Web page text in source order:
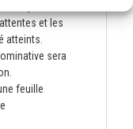
et les
atteints.
sera
feuille